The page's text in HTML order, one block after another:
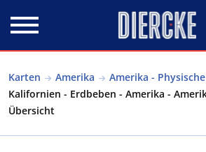
Karten Amerika
Amerika -
Kalifornien - Erdbeben - Amerika -
Übersicht